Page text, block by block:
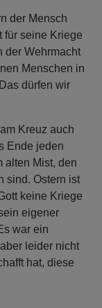
der Mensch
für seine Kriege
der Wehrmacht
Menschen in
dürfen wir
Kreuz auch
Ende jeden
alten Mist, den
sind. Ostern ist
keine Kriege
eigener
war ein
leider nicht
hat, diese